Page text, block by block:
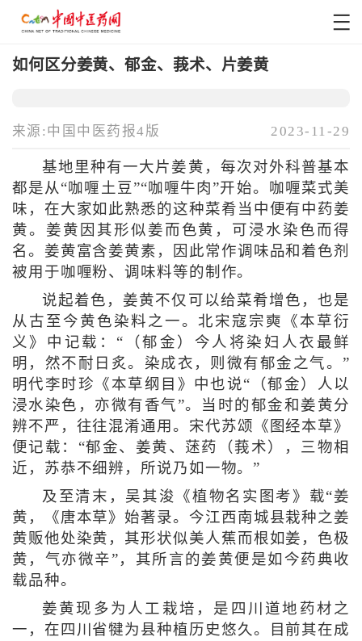
如何区分姜黄、郁金、莪术、片姜黄
来源:中国中医药报4版 2023-11-29
基地里种有一大片姜黄，每次对外科普基本
都是从“咖喱土豆”“咖喱牛肉”开始。咖喱菜式美
味，在大家如此熟悉的这种菜肴当中便有中药姜
黄。姜黄因其形似姜而色黄，可浸水染色而得
名。姜黄富含姜黄素，因此常作调味品和着色剂
被用于咖喱粉、调味料等的制作。
说起着色，姜黄不仅可以给菜肴增色，也是
从古至今黄色染料之一。北宋寇宗奭《本草衍
义》中记载：“（郁金）今人将染妇人衣最鲜
明，然不耐日炙。染成衣，则微有郁金之气。”
明代李时珍《本草纲目》中也说“（郁金）人以
浸水染色，亦微有香气”。当时的郁金和姜黄分
辨不严，往往混淆通用。宋代苏颂《图经本草》
便记载：“郁金、姜黄、蒁药（莪术），三物相
近，苏恭不细辨，所说乃如一物。”
及至清末，吴其浚《植物名实图考》载“姜
黄，《唐本草》始著录。今江西南城县栽种之姜
黄贩他处染黄，其形状似美人蕉而根如姜，色极
黄，气亦微辛”，其所言的姜黄便是如今药典收
载品种。
姜黄现多为人工栽培，是四川道地药材之
一，在四川省犍为县种植历史悠久。目前其在成